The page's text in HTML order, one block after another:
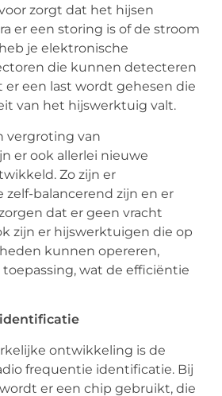
zorgt dat het hijsen
er een storing is of de stroom
je elektronische
die kunnen detecteren
een last wordt gehesen die
van het hijswerktuig valt.
vergroting van
er ook allerlei nieuwe
Zo zijn er
balancerend zijn en er
dat er geen vracht
zijn er hijswerktuigen die op
kunnen opereren,
wat de efficiëntie
ontwikkeling is de
frequentie identificatie. Bij
er een chip gebruikt, die